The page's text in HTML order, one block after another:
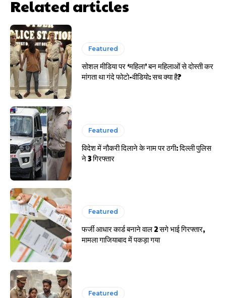
Related articles
Featured
सोशल मीडिया पर ‘महिला’ बन महिलाओं से दोस्ती कर
मांगता था गंदे फोटो-वीडियो: सच क्या है?
Featured
विदेश में नौकरी दिलाने के नाम पर ठगी: दिल्ली पुलिस
ने 3 गिरफ्तार
Featured
फर्जी आधार कार्ड बनाने वाल 2 सगे भाई गिरफ्तार,
मामला गाजियाबाद में पकड़ा गया
Featured